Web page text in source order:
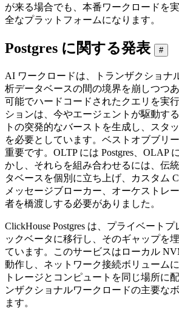
が来る場合でも、本番ワークロードを
全なプラットフォームになります。
Postgres に関する発表 #
AI ワークロードは、トランザクショナ
析データベースの間の境界を崩しつつ
可能でハードコードされたクエリを実
ションは、今やエージェントが駆動す
トの突発的なバーストを生成し、スタ
を必要としています。ベストオブブリ
重要です。OLTP には Postgres、OLAP
かし、それらを組み合わせるには、伝
タベースを個別に立ち上げ、カスタム
メッセージブローカー、オーケストレ
者を橋渡しする必要がありました。
ClickHouse Postgres は、プライベート
ックベータに移行し、そのギャップを
ています。このサービスはローカル
動作し、ネットワーク接続ボリューム
トレージとコンピュートを同じ場所に
ンザクショナルワークロードの主要な
ます。